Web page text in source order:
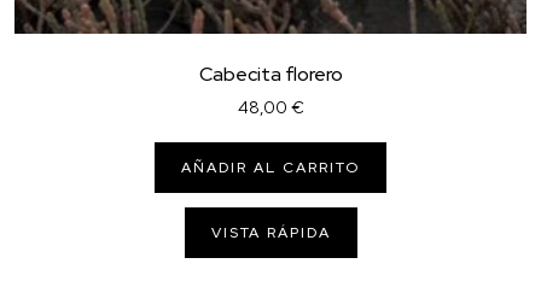
Cabecita florero
48,00 €
AÑADIR AL CARRITO
VISTA RÁPIDA